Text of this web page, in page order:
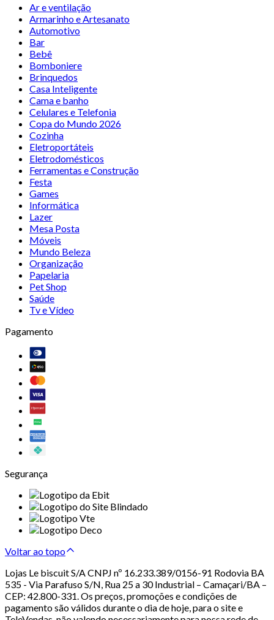
Ar e ventilação
Armarinho e Artesanato
Automotivo
Bar
Bebê
Bomboniere
Brinquedos
Casa Inteligente
Cama e banho
Celulares e Telefonia
Copa do Mundo 2026
Cozinha
Eletroportáteis
Eletrodomésticos
Ferramentas e Construção
Festa
Games
Informática
Lazer
Mesa Posta
Móveis
Mundo Beleza
Organização
Papelaria
Pet Shop
Saúde
Tv e Vídeo
Pagamento
Segurança
Voltar ao topo
Lojas Le biscuit S/A CNPJ nº 16.233.389/0156-91 Rodovia BA
535 - Via Parafuso S/N, Rua 25 a 30 Industrial – Camaçari/BA –
CEP: 42.800-331. Os preços, promoções e condições de
pagamento são válidos durante o dia de hoje, para o site e